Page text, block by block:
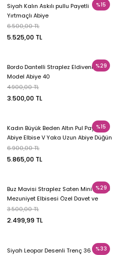
%15
Siyah Kalın Askılı pullu Payetli
Yırtmaçlı Abiye
6.500,00 TL
5.525,00 TL
%29
Bordo Dantelli Straplez Eldivenli Balık
Model Abiye 40
4.900,00 TL
3.500,00 TL
%15
Kadın Büyük Beden Altın Pul Payetli
Abiye Elbise V Yaka Uzun Abiye Düğün
Nişan Gece Davet Elbisesi 52
6.900,00 TL
5.865,00 TL
%29
Buz Mavisi Straplez Saten Mini Elbise
Mezuniyet Elbisesi Özel Davet ve
Abiye 40
3.500,00 TL
2.499,99 TL
%33
Siyah Leopar Desenli Trenç 36